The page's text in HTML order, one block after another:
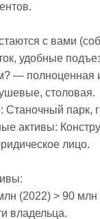
с вами
столовая.
лицо.
владельца.